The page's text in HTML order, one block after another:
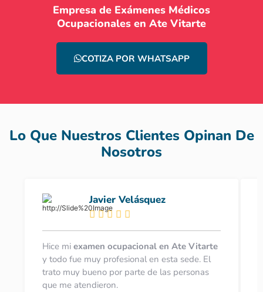
Empresa de Exámenes Médicos
Ocupacionales en Ate Vitarte
COTIZA POR WHATSAPP
Lo Que Nuestros Clientes Opinan De
Nosotros
Javier Velásquez
Hice mi examen ocupacional en Ate Vitarte
y todo fue muy profesional en esta sede. El
trato muy bueno por parte de las personas
que me atendieron.